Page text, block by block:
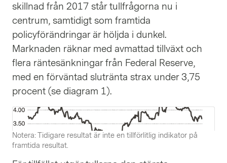
skillnad från 2017 står tullfrågorna nu i
centrum, samtidigt som framtida
policyförändringar är höljda i dunkel.
Marknaden räknar med avmattad tillväxt och
flera räntesänkningar från Federal Reserve,
med en förväntad slutränta strax under 3,75
procent (se diagram 1).
Notera: Tidigare resultat är inte en tillförlitlig indikator på
framtida resultat.